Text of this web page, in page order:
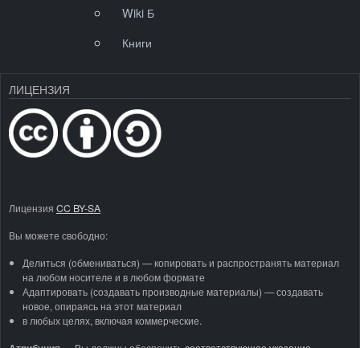
Wiki Б
Книги
ЛИЦЕНЗИЯ
Лицензия CC BY-SA
Вы можете свободно:
Делиться (обмениваться) — копировать и распространять материал
на любом носителе и в любом формате
Адаптировать (создавать производные материалы) — создавать
новое, опираясь на этот материал
в любых целях, включая коммерческие.